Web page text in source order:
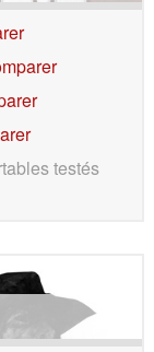
testés